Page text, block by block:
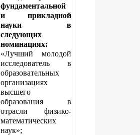
фундаментальной
и прикладной
науки в
следующих
номинациях:
«Лучший молодой
исследователь в
образовательных
организациях
высшего
образования в
отрасли физико-
математических
наук»;